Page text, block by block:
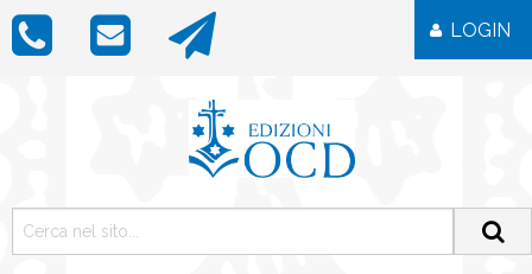
LOGIN